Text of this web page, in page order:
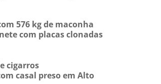
576 kg de maconha
com placas clonadas
cigarros
casal preso em Alto